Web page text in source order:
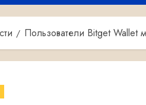
Пользователи Bitget Wallet